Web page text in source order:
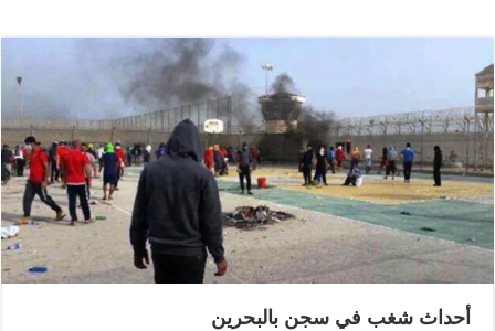
أحداث شغب في سجن بالبحرين